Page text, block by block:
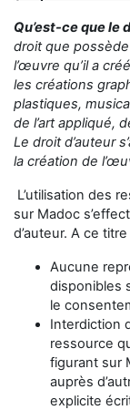
Qu’est-ce que le
droit que
l’œuvre qu’il a
les créations
plastiques,
de l’art appliqué,
Le droit d’auteur
la création de
L’utilisation des
sur Madoc
d’auteur. A ce titre
Aucune
disponibles
le
Interdiction
ressource
figurant sur
auprès
explicite